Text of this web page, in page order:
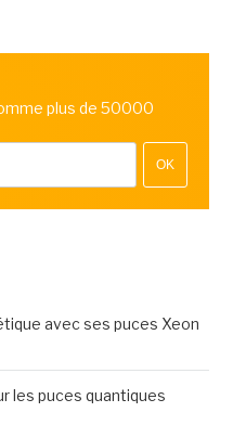
plus de 50000
OK
avec ses puces Xeon
les puces quantiques